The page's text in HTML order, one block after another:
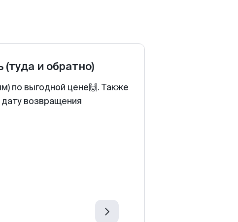
(туда и обратно)
по выгодной цене🙌. Также
возвращения